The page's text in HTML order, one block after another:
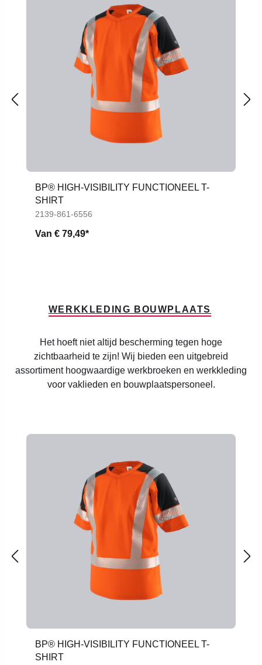
BP® HIGH-VISIBILITY FUNCTIONEEL T-
SHIRT
2139-861-6556
Van € 79,49*
WERKKLEDING BOUWPLAATS
Het hoeft niet altijd bescherming tegen hoge
zichtbaarheid te zijn! Wij bieden een uitgebreid
assortiment hoogwaardige werkbroeken en werkkleding
voor vaklieden en bouwplaatspersoneel.
BP® HIGH-VISIBILITY FUNCTIONEEL T-
SHIRT